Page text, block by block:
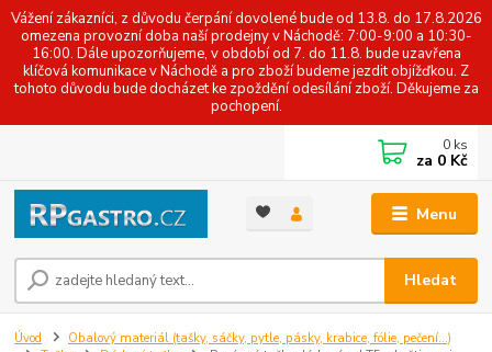
Vážení zákazníci, z důvodu čerpání dovolené bude od 13.8. do 17.8.2026
omezena provozní doba naší prodejny v Náchodě: 7:00-9:00 a 10:30-
16:00. Dále upozorňujeme, v období od 7. do 11.8. bude uzavřena
klíčová komunikace v Náchodě a pro zboží budeme jezdit objížďkou. Z
tohoto důvodu bude docházet ke zpoždění odesílání zboží. Děkujeme za
pochopení.
Menu
Hledat
0 ks
za 0 Kč
Úvod
Obalový materiál (tašky, sáčky, pytle, pásky, krabice, fólie, pečení...)